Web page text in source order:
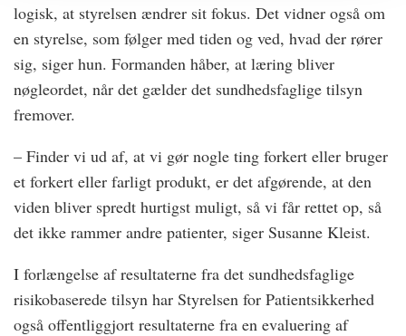
logisk, at styrelsen ændrer sit fokus. Det vidner også om
en styrelse, som følger med tiden og ved, hvad der rører
sig, siger hun. Formanden håber, at læring bliver
nøgleordet, når det gælder det sundhedsfaglige tilsyn
fremover.
– Finder vi ud af, at vi gør nogle ting forkert eller bruger
et forkert eller farligt produkt, er det afgørende, at den
viden bliver spredt hurtigst muligt, så vi får rettet op, så
det ikke rammer andre patienter, siger Susanne Kleist.
I forlængelse af resultaterne fra det sundhedsfaglige
risikobaserede tilsyn har Styrelsen for Patientsikkerhed
også offentliggjort resultaterne fra en evaluering af